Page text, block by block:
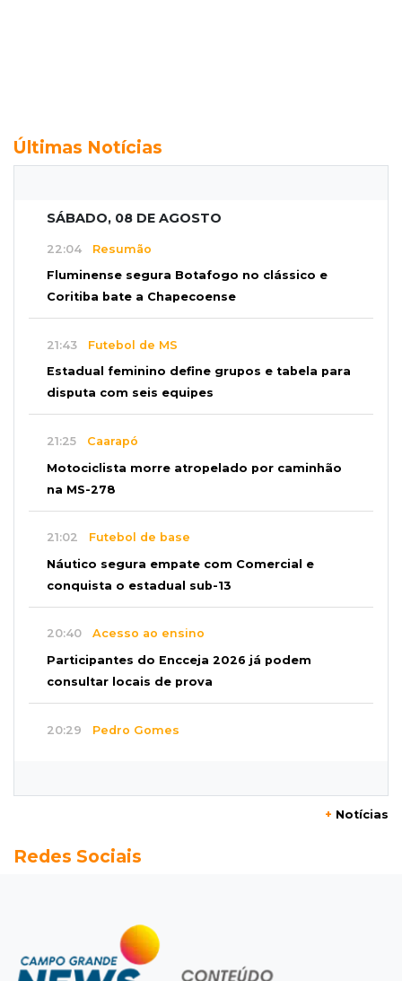
Últimas Notícias
SÁBADO, 08 DE AGOSTO
22:04 Resumão
Fluminense segura Botafogo no clássico e
Coritiba bate a Chapecoense
21:43 Futebol de MS
Estadual feminino define grupos e tabela para
disputa com seis equipes
21:25 Caarapó
Motociclista morre atropelado por caminhão
na MS-278
21:02 Futebol de base
Náutico segura empate com Comercial e
conquista o estadual sub-13
20:40 Acesso ao ensino
Participantes do Encceja 2026 já podem
consultar locais de prova
20:29 Pedro Gomes
Pantanal treina em Goiânia antes de jogo que
Campeonato Brasileiro
Remo busca empate com Atlético-MG e segue
na zona de rebaixamento
+ Notícias
Redes Sociais